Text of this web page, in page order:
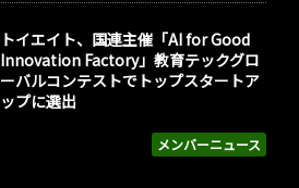
メンバーニュース
トイエイト、国連主催「AI for Good
Innovation Factory」教育テックグロ
ーバルコンテストでトップスタートア
ップに選出